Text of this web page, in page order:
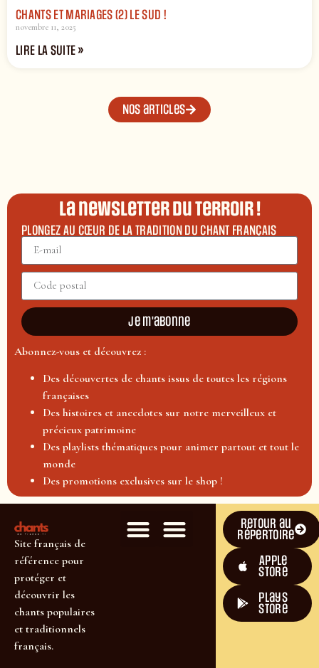
CHANTS ET MARIAGES (2) LE SUD !
novembre 11, 2025
LIRE LA SUITE »
Nos articles
La newsletter du terroir !
PLONGEZ AU CŒUR DE LA TRADITION DU CHANT FRANÇAIS
Je m'abonne
Abonnez-vous et découvrez :
Des découvertes de chants issus de toutes les régions
françaises
Des histoires et anecdotes sur notre merveilleux et
précieux patrimoine
Des playlists thématiques pour animer partout et tout le
monde
Des promotions exclusives sur le shop !
Site français de
référence pour
protéger et
découvrir les
chants populaires
et traditionnels
français.
Retour au
répertoire
Apple
Store
plays
store